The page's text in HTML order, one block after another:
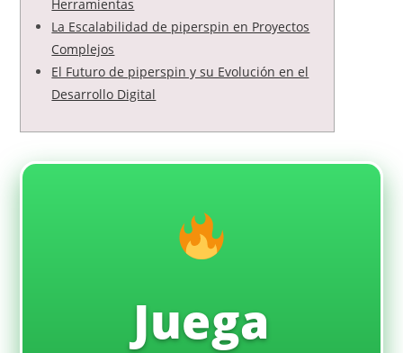
Herramientas
La Escalabilidad de piperspin en Proyectos
Complejos
El Futuro de piperspin y su Evolución en el
Desarrollo Digital
Juega